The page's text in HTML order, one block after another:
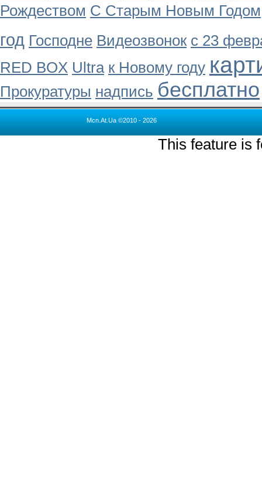
Рождеством С Старым Новым Годом
год Господне Видеозвонок с 23
RED BOX Ultra к Новому году
Прокуратуры надпись бесплатно
Mcn.At.Ua ©2010 - 2026
This feature is